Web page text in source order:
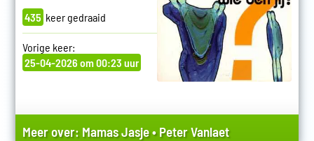
435 keer gedraaid
Vorige keer:
25-04-2026 om 00:23 uur
Meer over: Mamas Jasje•Peter Vanlaet